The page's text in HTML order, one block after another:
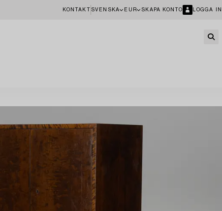
KONTAKT SVENSKA EUR SKAPA KONTO LOGGA IN